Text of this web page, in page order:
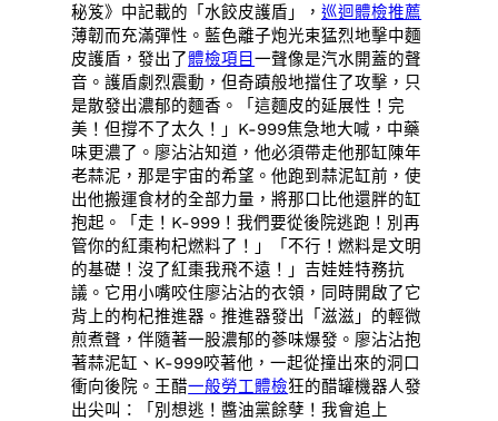
秘笈》中記載的「水餃皮護盾」，巡迴體檢推薦
薄韌而充滿彈性。藍色離子炮光束猛烈地擊中麵
皮護盾，發出了體檢項目一聲像是汽水開蓋的聲
音。護盾劇烈震動，但奇蹟般地擋住了攻擊，只
是散發出濃郁的麵香。「這麵皮的延展性！完
美！但撐不了太久！」K-999焦急地大喊，中藥
味更濃了。廖沾沾知道，他必須帶走他那缸陳年
老蒜泥，那是宇宙的希望。他跑到蒜泥缸前，使
出他搬運食材的全部力量，將那口比他還胖的缸
抱起。「走！K-999！我們要從後院逃跑！別再
管你的紅棗枸杞燃料了！」「不行！燃料是文明
的基礎！沒了紅棗我飛不遠！」吉娃娃特務抗
議。它用小嘴咬住廖沾沾的衣領，同時開啟了它
背上的枸杞推進器。推進器發出「滋滋」的輕微
煎煮聲，伴隨著一股濃郁的蔘味爆發。廖沾沾抱
著蒜泥缸、K-999咬著他，一起從撞出來的洞口
衝向後院。王醋一般勞工體檢狂的醋罐機器人發
出尖叫：「別想逃！醬油黨餘孽！我會追上